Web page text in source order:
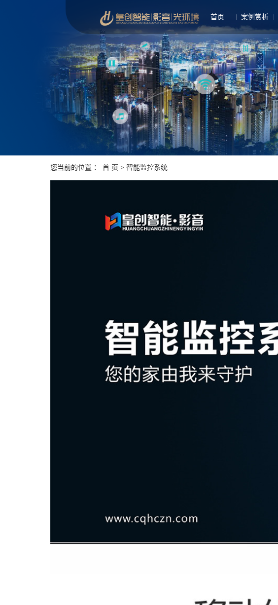
首页 案例赏析
您当前的位置 ： 首 页 > 智能监控系统